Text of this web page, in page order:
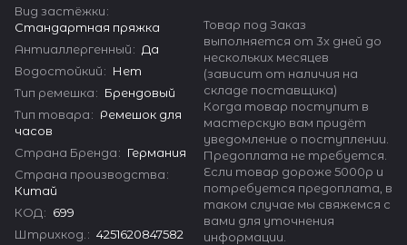
Вид застёжки:
Стандартная пряжка
Антиаллергенный: Да
Водостойкий: Нет
Тип ремешка: Брендовый
Тип товара: Ремешок для
часов
Страна Бренда: Германия
Страна производства:
Китай
КОД: 699
Штрихкод. : 4251620847582
Товар под Заказ
выполняется от 3х дней до
нескольких месяцев
(зависит от наличия на
складе поставщика)
Когда товар поступит в
мастерскую вам придёт
уведомление о поступлении.
Предоплата не требуется.
Если товар дороже 5000р и
потребуется предоплата, в
таком случае мы свяжемся с
вами для уточнения
информации.